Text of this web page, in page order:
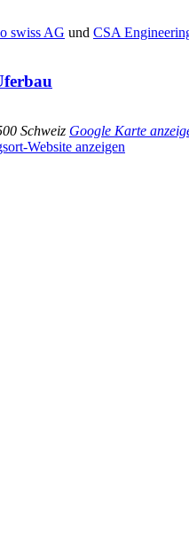
swiss AG und CSA
Schweiz Google Karte
Website anzeigen